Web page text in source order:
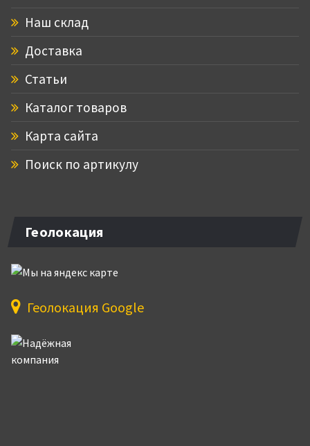
Наш склад
Доставка
Статьи
Каталог товаров
Карта сайта
Поиск по артикулу
Геолокация
Геолокация Google